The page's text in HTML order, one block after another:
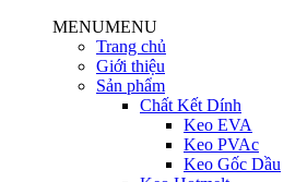
MENUMENU
Trang chủ
Giới thiệu
Sản phẩm
Chất Kết Dính
Keo EVA
Keo PVAc
Keo Gốc Dầu